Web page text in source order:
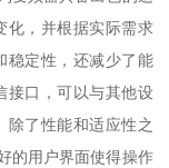
化，并根据实际需求
稳定性，还减少了能
接口，可以与其他设
除了性能和适应性之
的用户界面使得操作